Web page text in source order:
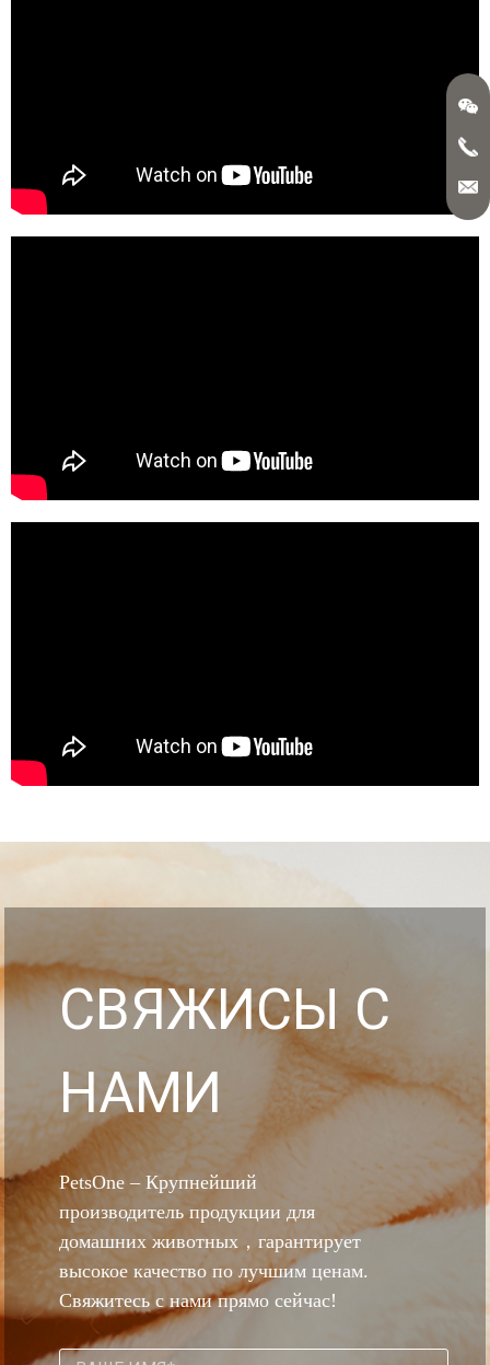
CBЯЖИCЫ C
HAMИ
PetsOne – Крупнейший
производитель продукции для
домашних животных，гарантирует
высокое качество по лучшим ценам.
Свяжитесь с нами прямо сейчас!